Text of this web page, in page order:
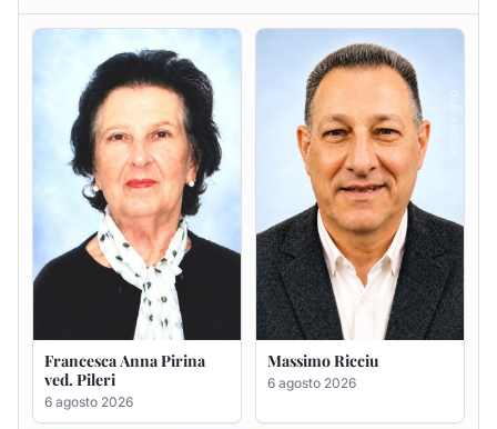
Francesca Anna Pirina
ved. Pileri
6 agosto 2026
Massimo Ricciu
6 agosto 2026